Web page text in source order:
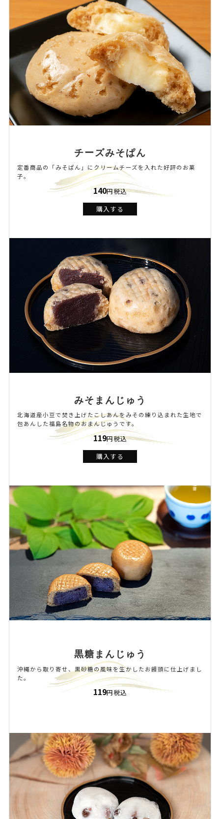
チーズみそぱん
定番商品の「みそぱん」にクリームチーズを入れた好評のお菓
子。
140円税込
購入する
みそまんじゅう
北海道産小豆で焚き上げたこしあんをみその練り込まれた生地で
包あんした福島名物のおまんじゅうです。
119円税込
購入する
黒糖まんじゅう
沖縄から取り寄せ、黒砂糖の風味を生かしたお饅頭に仕上げまし
た。
119円税込